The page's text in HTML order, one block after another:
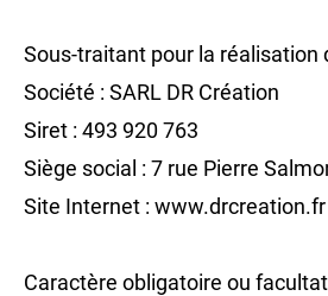
Sous-traitant pour la réalisation
Société : SARL DR Création
Siret : 493 920 763
Siège social : 7 rue Pierre
Site Internet : www.drcreation.fr
Caractère obligatoire ou